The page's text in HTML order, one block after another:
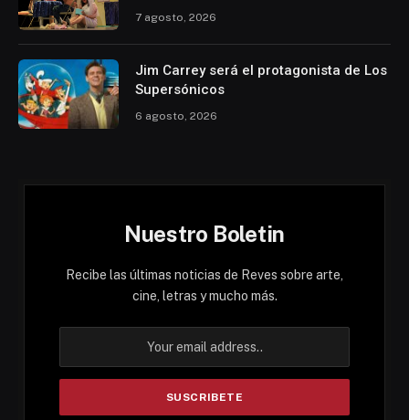
7 agosto, 2026
Jim Carrey será el protagonista de Los
Supersónicos
6 agosto, 2026
Nuestro Boletin
Recibe las últimas noticias de Reves sobre arte,
cine, letras y mucho más.